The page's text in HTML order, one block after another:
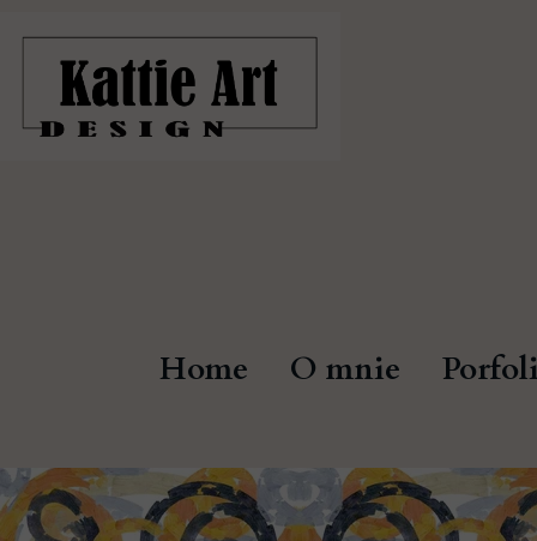
Home O mnie